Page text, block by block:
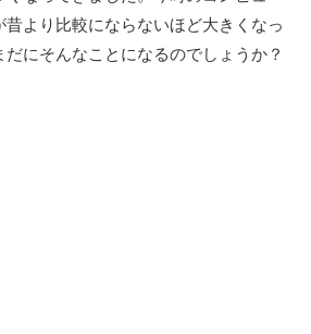
より比較にならないほど大きくなっ
にそんなことになるのでしょうか？